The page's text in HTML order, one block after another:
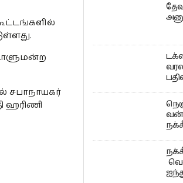
சபாநாயகர்
ஹரிணி